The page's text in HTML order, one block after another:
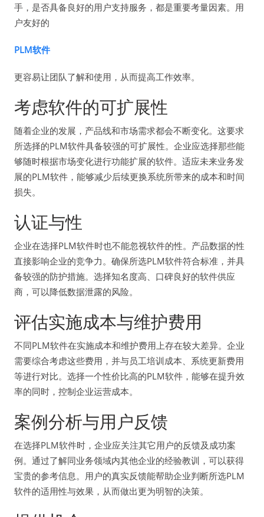
手，是否具备良好的用户支持服务，都是重要考量因素。用
户友好的
PLM软件
更容易让团队了解和使用，从而提高工作效率。
考虑软件的可扩展性
随着企业的发展，产品线和市场需求都会不断变化。这要求
所选择的PLM软件具备较强的可扩展性。企业应选择那些能
够随时根据市场变化进行功能扩展的软件。适应未来业务发
展的PLM软件，能够减少后续更换系统所带来的成本和时间
损失。
认证与性
企业在选择PLM软件时也不能忽视软件的性。产品数据的性
直接影响企业的竞争力。确保所选PLM软件符合标准，并具
备较强的防护措施。选择知名度高、口碑良好的软件供应
商，可以降低数据泄露的风险。
评估实施成本与维护费用
不同PLM软件在实施成本和维护费用上存在较大差异。企业
需要综合考虑这些费用，并与员工培训成本、系统更新费用
等进行对比。选择一个性价比高的PLM软件，能够在提升效
率的同时，控制企业运营成本。
案例分析与用户反馈
在选择PLM软件时，企业应关注其它用户的反馈及成功案
例。通过了解同业务领域内其他企业的经验教训，可以获得
宝贵的参考信息。用户的真实反馈能帮助企业判断所选PLM
软件的适用性与效果，从而做出更为明智的决策。